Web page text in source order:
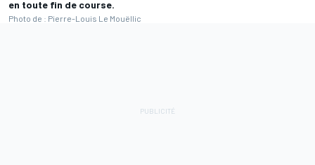
en toute fin de course.
Photo de : Pierre-Louis Le Mouëllic